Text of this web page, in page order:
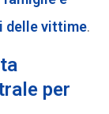
delle vittime.
per